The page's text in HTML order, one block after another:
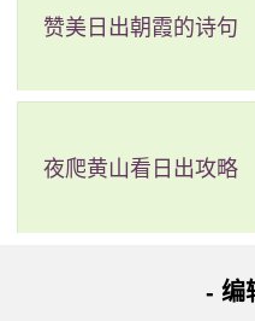
路站(B口) 至 黄村站）->步行
详细路线：从起点到步
(员村方向)经过3站到黄村
赞美日出朝霞的诗句
夜爬黄山看日出攻略
- 编